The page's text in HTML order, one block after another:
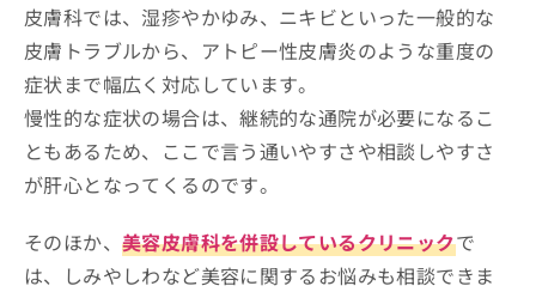
皮膚科では、湿疹やかゆみ、ニキビといった一般的な
皮膚トラブルから、アトピー性皮膚炎のような重度の
症状まで幅広く対応しています。
慢性的な症状の場合は、継続的な通院が必要になるこ
ともあるため、ここで言う通いやすさや相談しやすさ
が肝心となってくるのです。
そのほか、 美容皮膚科を併設しているクリニックで
は、しみやしわなど美容に関するお悩みも相談できま